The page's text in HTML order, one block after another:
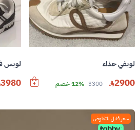
لويفي حذاء
2900
3300 12% خصم
لويس
3980
سعر قابل للتفاوض